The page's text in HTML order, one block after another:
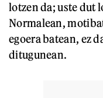
lotzen da; uste dut
Normalean,
egoera batean, ez
ditugunean.